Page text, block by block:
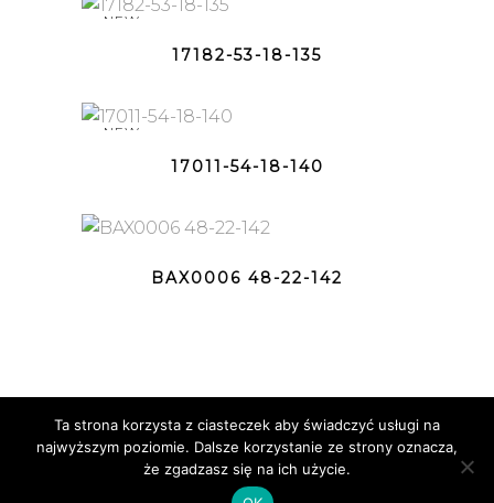
NEW
17182-53-18-135
NEW
17011-54-18-140
BAX0006 48-22-142
Copyright © BEAR Eyewear 2020
Ta strona korzysta z ciasteczek aby świadczyć usługi na
najwyższym poziomie. Dalsze korzystanie ze strony oznacza,
że zgadzasz się na ich użycie.